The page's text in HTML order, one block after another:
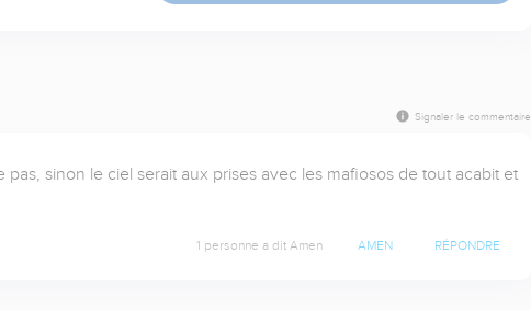
Signaler le commentaire
sinon le ciel serait aux prises avec les mafiosos de tout acabit et
1 personne a dit Amen AMEN RÉPONDRE